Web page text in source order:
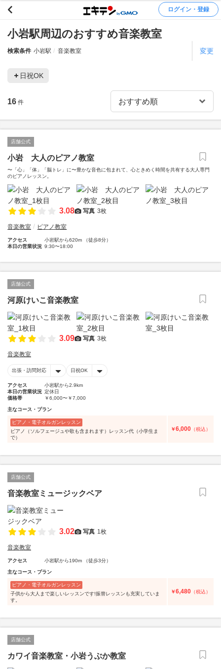
ログイン・登録
小岩駅周辺のおすすめ音楽教室
検索条件 小岩駅 音楽教室 変更
日祝OK
16 件
店舗公式
小岩 大人のピアノ教室
〜「心」「体」「脳トレ」に〜豊かな音色に包まれて、心ときめく時間を共有する大人専門
のピアノレッスン。
3.08 写真 3枚
音楽教室 ピアノ教室
アクセス
小岩駅から620m （徒歩8分）
本日の営業状況 9:30〜18:00
店舗公式
河原けいこ音楽教室
3.09 写真 3枚
音楽教室
出張・訪問対応 日祝OK
アクセス
小岩駅から2.9km
本日の営業状況 定休日
価格帯
￥6,000〜￥7,000
主なコース・プラン
ピアノ・電子オルガンレッスン
ピアノ（ソルフェージュや歌も含まれます）レッスン代（小学生ま
で）
￥6,000 （税込）
店舗公式
音楽教室ミュージックベア
3.02 写真 1枚
音楽教室
アクセス 小岩駅から190m （徒歩3分）
主なコース・プラン
ピアノ・電子オルガンレッスン
子供から大人まで楽しいレッスンです!振替レッスンも充実していま
す。
￥6,480 （税込）
店舗公式
カワイ音楽教室・小岩うぶか教室